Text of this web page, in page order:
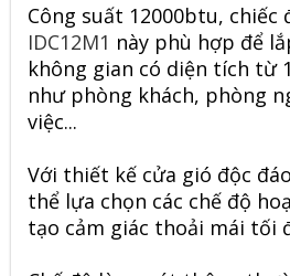
Công suất 12000btu, chiếc
IDC12M1 này phù hợp để
không gian có diện tích từ
như phòng khách, phòng
việc...
Với thiết kế cửa gió độc
thể lựa chọn các chế độ
tạo cảm giác thoải mái tối